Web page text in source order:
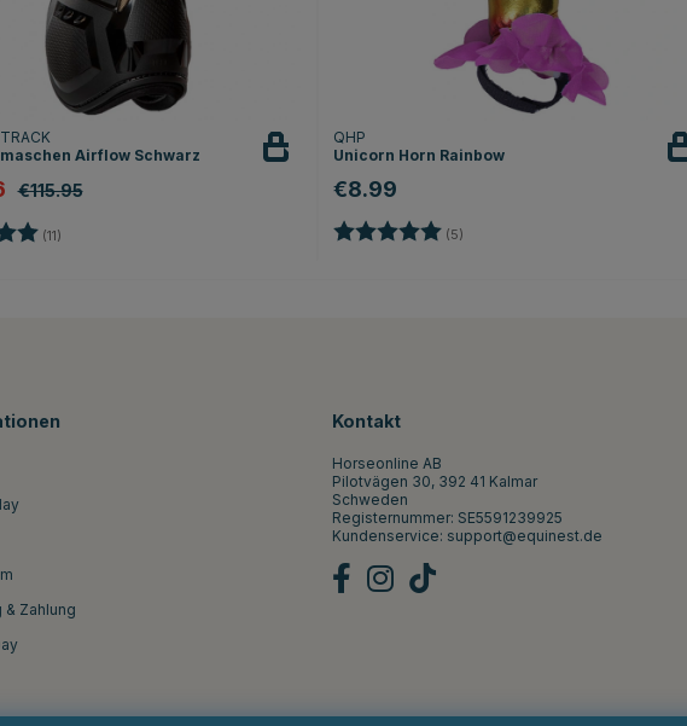
Airflow Schwarz
€115.95
(11)
QHP
Unicorn Horn Rainbow
€8.99
Bewertung: (5)
Zahlung
Kontakt
Horseonline AB
Pilotvägen 30, 392 41 Kalmar
Schweden
Registernummer: SE5591239925
Kundenservice: support@equinest.de